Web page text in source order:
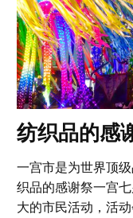
纺织品的感
一宫市是为世界顶
织品的感谢祭一宫
大的市民活动，活